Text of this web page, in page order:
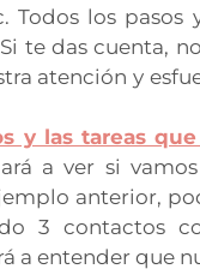
Todos los
te das cuenta,
atención y
y las tareas
a ver si
anterior,
3 contactos
a entender que